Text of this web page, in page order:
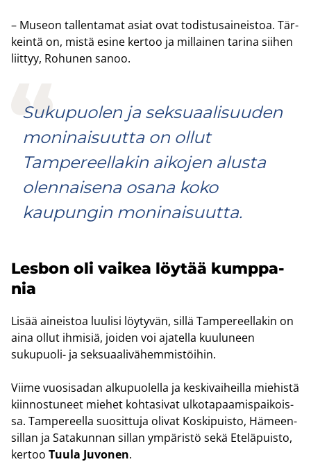
– Museon tal­len­ta­mat asiat ovat to­dis­tusai­neis­toa. Tär­
kein­tä on, mistä esine ker­too ja mil­lai­nen ta­ri­na sii­hen
liit­tyy, Ro­hu­nen sanoo.
Sukupuolen ja seksuaalisuuden
moninaisuutta on ollut
Tampereellakin aikojen alusta
olennaisena osana koko
kaupungin moninaisuutta.
Les­bon oli vai­kea löy­tää kump­pa­
nia
Lisää ai­neis­toa luu­li­si löy­ty­vän, sillä Tam­pe­reel­la­kin on
aina ollut ih­mi­siä, joi­den voi aja­tel­la kuu­lu­neen
sukupuoli-​ ja sek­su­aa­li­vä­hem­mis­töi­hin.
Viime vuo­si­sa­dan al­ku­puo­lel­la ja kes­ki­vai­heil­la mie­his­tä
kiin­nos­tu­neet mie­het koh­ta­si­vat ul­ko­ta­paa­mis­pai­kois­
sa. Tam­pe­reel­la suo­sit­tu­ja oli­vat Kos­ki­puis­to, Hä­meen­
sil­lan ja Sa­ta­kun­nan sil­lan ym­pä­ris­tö sekä Ete­lä­puis­to,
ker­too Tuula Ju­vo­nen.